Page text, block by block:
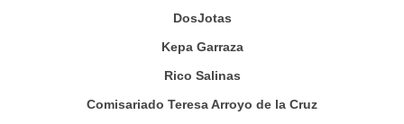
DosJotas
Kepa Garraza
Rico Salinas
Comisariado Teresa Arroyo de la Cruz